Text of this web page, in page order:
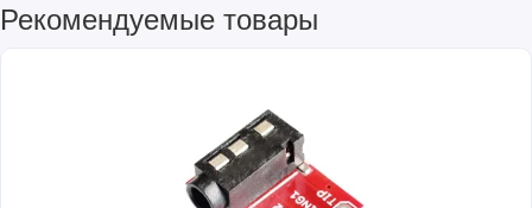
Рекомендуемые товары